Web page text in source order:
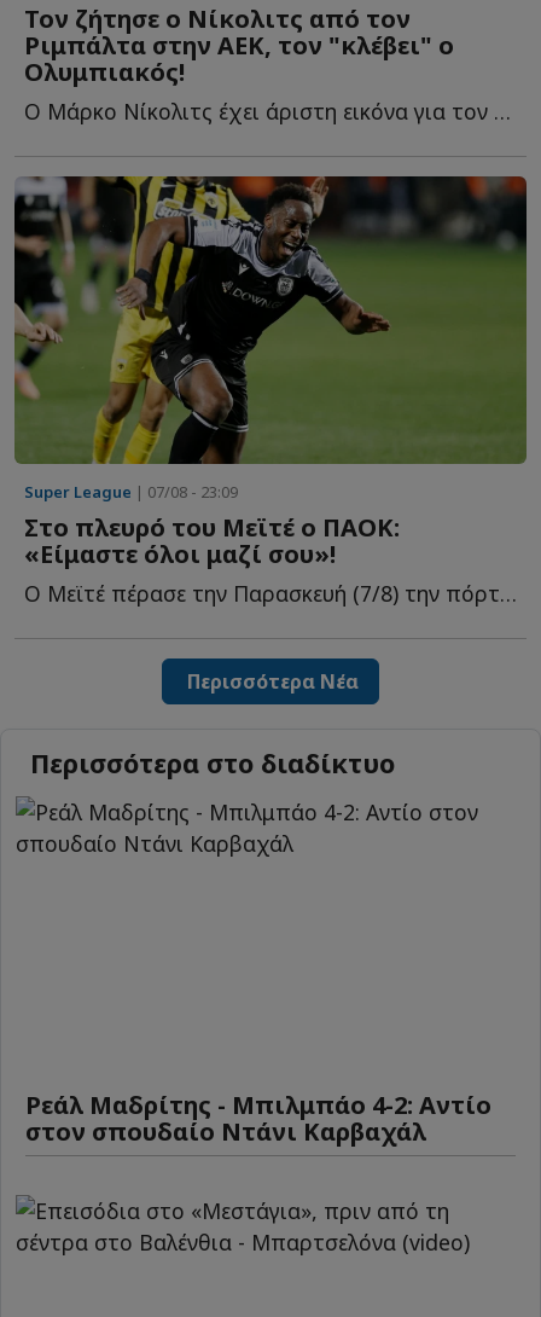
Τον ζήτησε ο Νίκολιτς από τον
Ριμπάλτα στην ΑΕΚ, τον "κλέβει" ο
Ολυμπιακός!
Ο Μάρκο Νίκολιτς έχει άριστη εικόνα για τον παίκτη κ...
Super League | 07/08 - 23:09
Στο πλευρό του Μεϊτέ ο ΠΑΟΚ:
«Είμαστε όλοι μαζί σου»!
Ο Μεϊτέ πέρασε την Παρασκευή (7/8) την πόρτα του χειρουργείου γ...
Περισσότερα Νέα
Περισσότερα στο διαδίκτυο
Ρεάλ Μαδρίτης - Μπιλμπάο 4-2: Αντίο
στον σπουδαίο Ντάνι Καρβαχάλ